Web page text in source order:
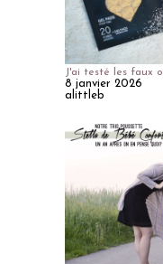
J'ai testé les faux
8 janvier 2026
alittleb